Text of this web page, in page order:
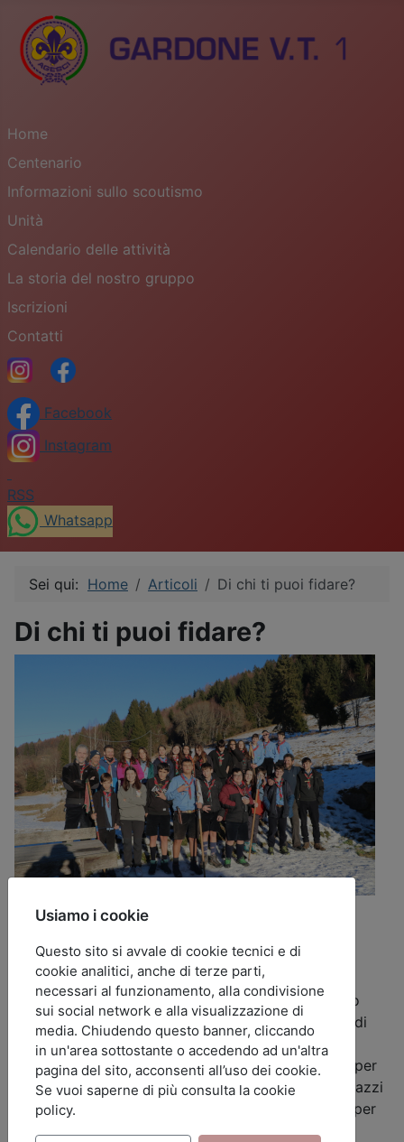
Home
Centenario
Informazioni sullo scoutismo
Unità
Calendario delle attività
La storia del nostro gruppo
Iscrizioni
Contatti
Facebook
Instagram
RSS
Whatsapp
Sei qui: Home Articoli Di chi ti puoi fidare?
Di chi ti puoi fidare?
affrontato un caso enigmatico sulla neve!
Durante il campo invernale, svoltosi a Boniprati in
Trentino, mille peripezie di misteri e misfatti hanno
fatto indagare gli esploratori e le guide sul senso di
fiducia e di appartenenza.
Hanno toccato con mano il senso di questi valori per
accogliere cinque nuove Promesse, ragazze e ragazzi
che hanno scelto di fare parte del nostro gruppo per
vivere l'Avventura e la vita Scout.
Usiamo i cookie
Questo sito si avvale di cookie tecnici e di
cookie analitici, anche di terze parti,
necessari al funzionamento, alla condivisione
sui social network e alla visualizzazione di
media. Chiudendo questo banner, cliccando
in un'area sottostante o accedendo ad un'altra
pagina del sito, acconsenti all’uso dei cookie.
Se vuoi saperne di più consulta la cookie
policy.